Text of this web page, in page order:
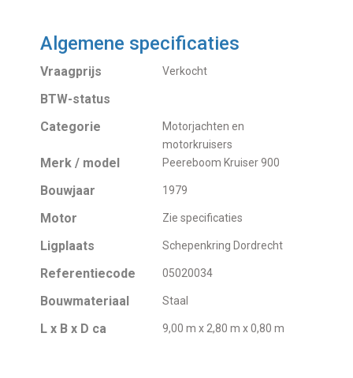
Algemene specificaties
Vraagprijs Verkocht
BTW-status
Categorie
Motorjachten en
motorkruisers
Merk / model Peereboom Kruiser 900
Bouwjaar 1979
Motor Zie specificaties
Ligplaats Schepenkring Dordrecht
Referentiecode 05020034
Bouwmateriaal Staal
L x B x D ca 9,00 m x 2,80 m x 0,80 m